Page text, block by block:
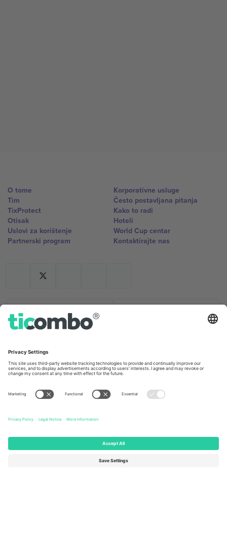
O tome
Tim
TixProtect
Otisak
Uslovi za korištenje
Partnerski program
Korporativne usluge
Često postavljana pitanja
Kako to radi
Hoteli
World Cup centar
Kontaktirajte nas
Germany
Berlin, Germany
United Kingdom
London, EC1V 1AW, United
United States
131 Continental Dr, Suite 305,
Newark, Delaware 19713, United
Dorfstrasse 52a, 6390
Engelberg, Switzerland